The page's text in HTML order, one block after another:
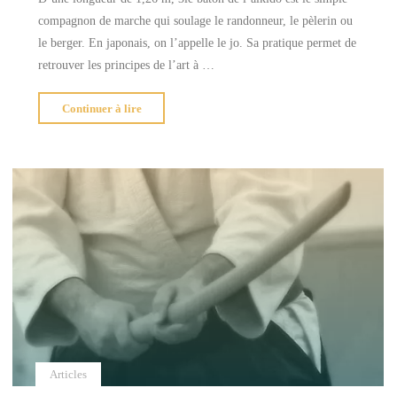
compagnon de marche qui soulage le randonneur, le pèlerin ou
le berger. En japonais, on l’appelle le jo. Sa pratique permet de
retrouver les principes de l’art à …
Continuer à lire
Articles